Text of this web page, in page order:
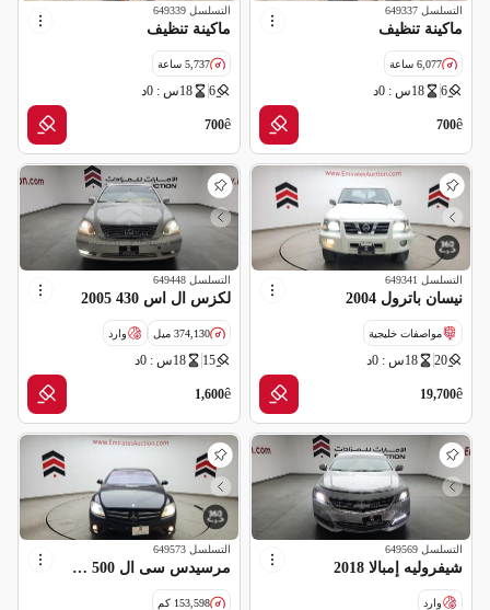
التسلسل 649337
ماكينة تنظيف
6,077 ساعة
6 18س : 0د
ê
700
التسلسل 649339
ماكينة تنظيف
5,737 ساعة
6 18س : 0د
ê
700
التسلسل 649341
نيسان باترول 2004
مواصفات خليجية
20 18س : 0د
ê
19,700
التسلسل 649448
لكزس ال اس 430 2005
374,130 ميل وارد
15 18س : 0د
ê
1,600
التسلسل 649569
شيفروليه إمبالا 2018
وارد
التسلسل 649573
مرسيدس سى ال 500 2007
153,598 كم